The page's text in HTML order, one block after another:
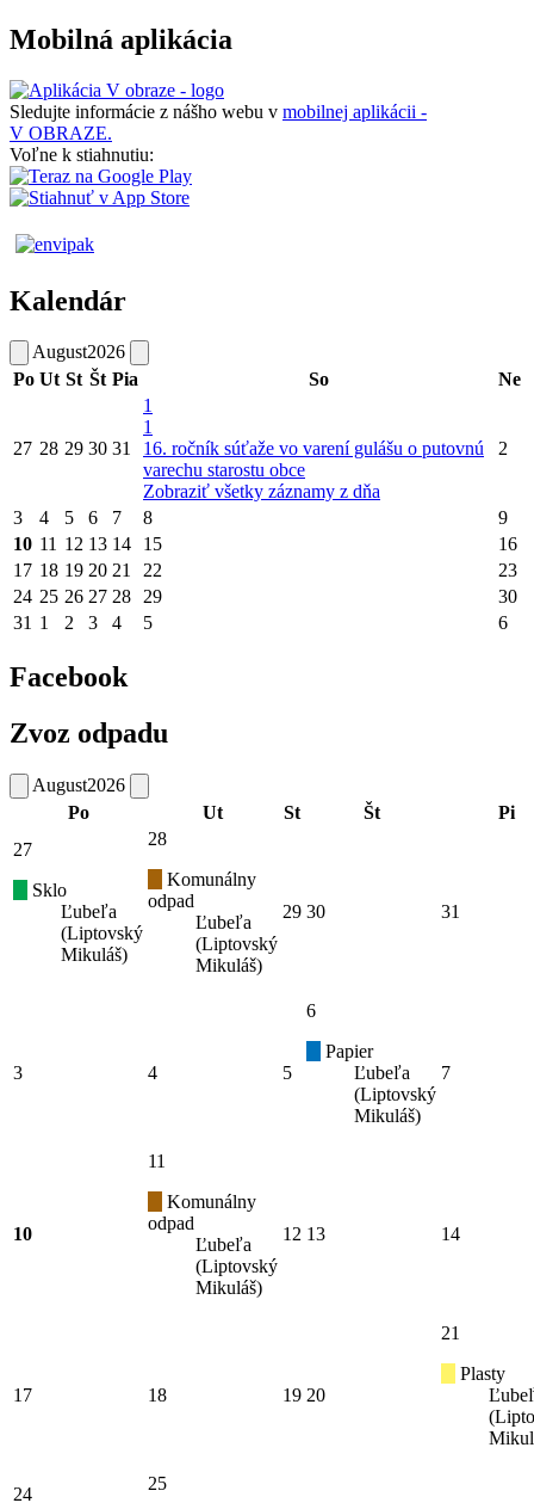
Mobilná aplikácia
Sledujte informácie z nášho webu v mobilnej aplikácii -
V OBRAZE.
Voľne k stiahnutiu:
Kalendár
August2026
Po Ut St Št Pia So Ne
27 28 29 30 31
1
1
16. ročník súťaže vo varení gulášu o putovnú
varechu starostu obce
Zobraziť všetky záznamy z dňa
2
3 4 5 6 7 8
9
10 11 12 13 14 15
16
17 18 19 20 21 22
23
24 25 26 27 28 29
30
31 1 2 3 4 5 6
Facebook
Zvoz odpadu
August2026
Po
Ut St Št
Pi
27
Sklo
Ľubeľa
(Liptovský
Mikuláš)
28
Komunálny
odpad
Ľubeľa
(Liptovský
Mikuláš)
29 30 31
3 4 5
6
Papier
Ľubeľa
(Liptovský
Mikuláš)
7
10
11
Komunálny
odpad
Ľubeľa
(Liptovský
Mikuláš)
12 13 14
17 18 19 20
21
Plasty
24
25